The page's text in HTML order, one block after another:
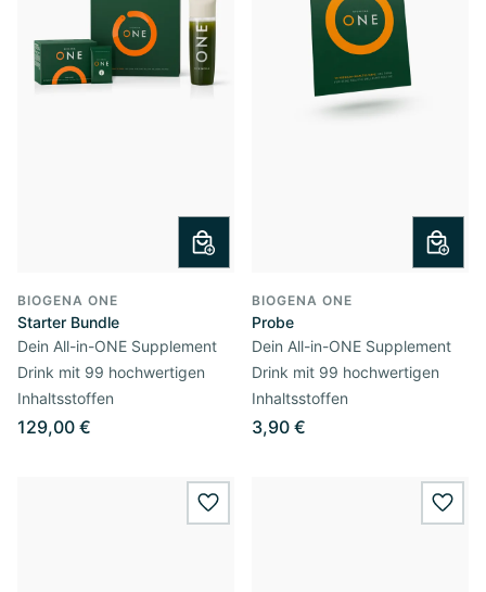
BIOGENA ONE
Starter Bundle
Dein All-in-ONE Supplement
Drink mit 99 hochwertigen
Inhaltsstoffen
129,00 €
BIOGENA ONE
Probe
Dein All-in-ONE Supplement
Drink mit 99 hochwertigen
Inhaltsstoffen
3,90 €
wishlist.add